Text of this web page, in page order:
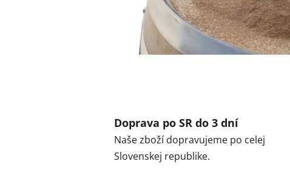
Doprava po SR do 3 dní
Naše zboží dopravujeme po celej
Slovenskej republike.